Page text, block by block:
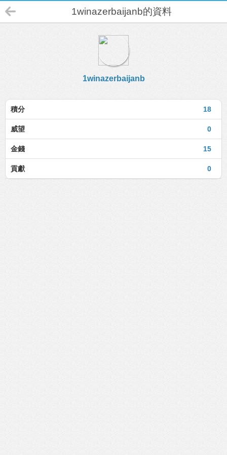
1winazerbaijanb的資料
1winazerbaijanb
18
積分
0
威望
15
金錢
0
貢獻